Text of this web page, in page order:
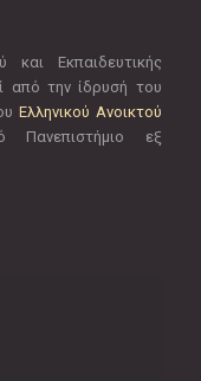
και Εκπαιδευτικής
από την ίδρυσή του
Ελληνικού Ανοικτού
Πανεπιστήμιο εξ